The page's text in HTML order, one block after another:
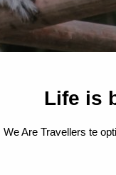
Life is
Are Travellers te